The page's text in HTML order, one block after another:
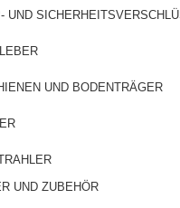
UND
UND BODENTRÄGER
UND ZUBEHÖR